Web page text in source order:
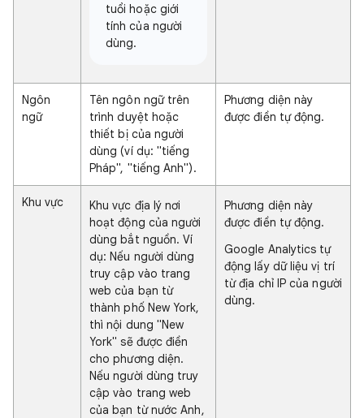
tuổi hoặc giới
tính của người
dùng.
Ngôn
ngữ
Tên ngôn ngữ trên
trình duyệt hoặc
thiết bị của người
dùng (ví dụ: "tiếng
Pháp", "tiếng Anh").
Phương diện này
được điền tự động.
Khu vực
Khu vực địa lý nơi
hoạt động của người
dùng bắt nguồn. Ví
dụ: Nếu người dùng
truy cập vào trang
web của bạn từ
thành phố New York,
thì nội dung "New
York" sẽ được điền
cho phương diện.
Nếu người dùng truy
cập vào trang web
của bạn từ nước Anh,
Phương diện này
được điền tự động.
Google Analytics tự
động lấy dữ liệu vị trí
từ địa chỉ IP của người
dùng.